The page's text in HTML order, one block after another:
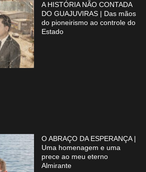
A HISTÓRIA NÃO CONTADA
DO GUAJUVIRAS | Das mãos
do pioneirismo ao controle do
Estado
O ABRAÇO DA ESPERANÇA |
Uma homenagem e uma
prece ao meu eterno
Almirante